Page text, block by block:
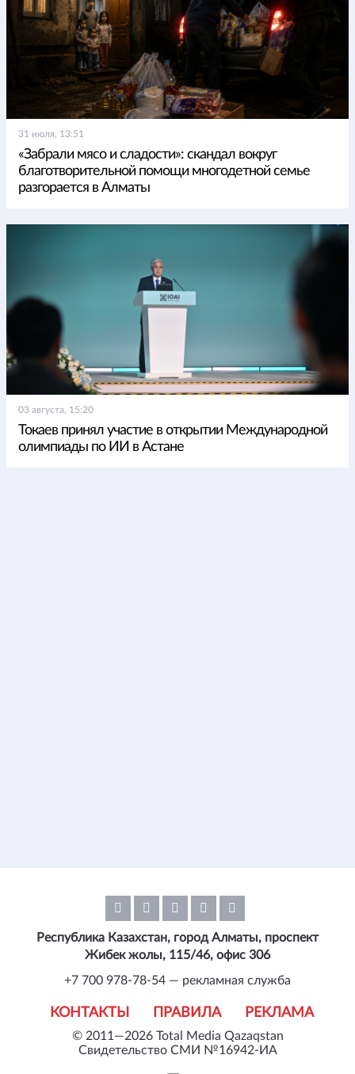
31 июля, 13:51
«Забрали мясо и сладости»: скандал вокруг
благотворительной помощи многодетной семье
разгорается в Алматы
03 августа, 15:20
Токаев принял участие в открытии Международной
олимпиады по ИИ в Астане
© 2011—2026 Total Media Qazaqstan
Свидетельство СМИ №16942-ИА
КОНТАКТЫ ПРАВИЛА РЕКЛАМА
Республика Казахстан, город Алматы, проспект
Жибек жолы, 115/46, офис 306
+7 700 978-78-54 — рекламная служба